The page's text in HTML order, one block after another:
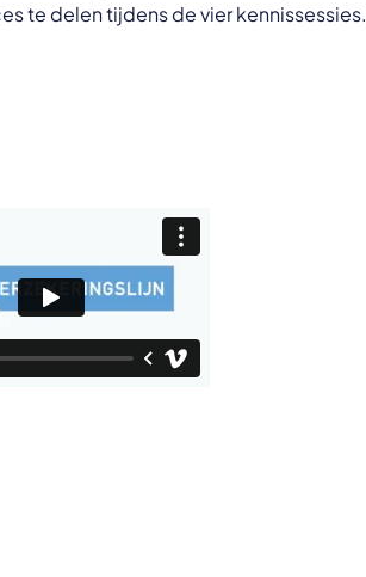
te delen tijdens de vier kennissessies.